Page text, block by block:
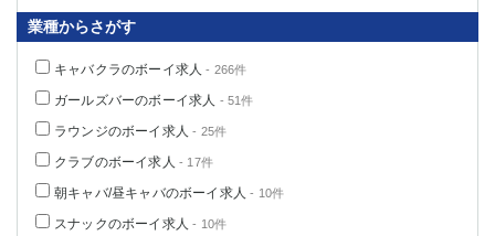
業種からさがす
キャバクラのボーイ求人 - 266件
ガールズバーのボーイ求人 - 51件
ラウンジのボーイ求人 - 25件
クラブのボーイ求人 - 17件
朝キャバ/昼キャバのボーイ求人 - 10件
スナックのボーイ求人 - 10件
土浦 ひたち野うしく
群馬県
高崎 館林
該当求人 0件